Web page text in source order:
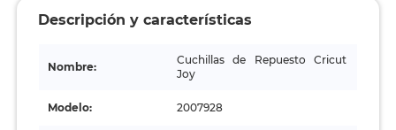
Descripción y características
Nombre:
Cuchillas de Repuesto Cricut
Joy
Modelo: 2007928